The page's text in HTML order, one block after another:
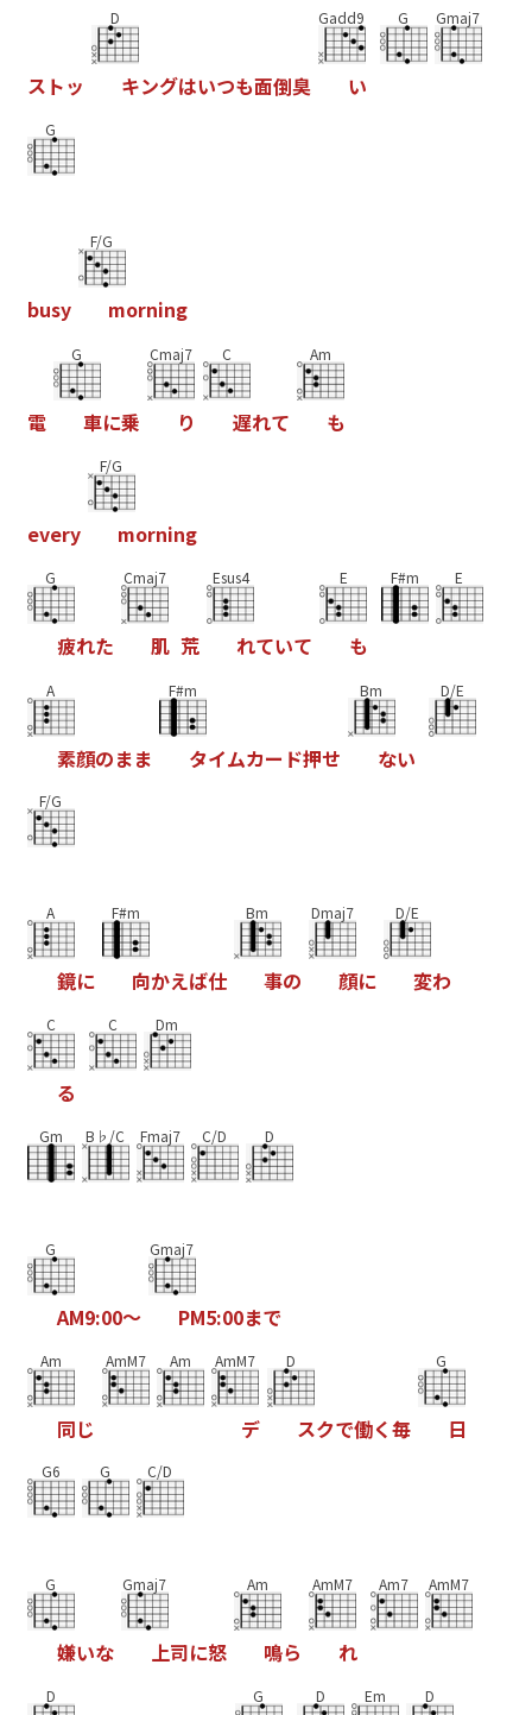
ス トッ
D
キングはいつも面倒臭
Gadd9
い
G Gmaj7
G
busy
F/G
morning
電
G
車に乗
Cmaj7
り
C
遅れて
Am
も
every
F/G
morning
G
疲れた
Cmaj7
肌 荒
Esus4
れていて
E
も
F#m E
A
素顔のまま
F#m
タイムカー ド押せ
Bm
ない
D/E
F/G
A
鏡に
F#m
向かえば仕
Bm
事の
Dmaj7
顔に
D/E
変わ
C
る
C Dm
Gm B♭/C Fmaj7 C/D D
G
AM9:00～
Gmaj7
PM5:00まで
Am
同じ
AmM7 Am AmM7
デ
D
スクで働く毎
G
日
G6 G C/D
G
嫌いな
Gmaj7
上司に怒
Am
鳴ら
AmM7
れ
Am7 AmM7
D G D Em D